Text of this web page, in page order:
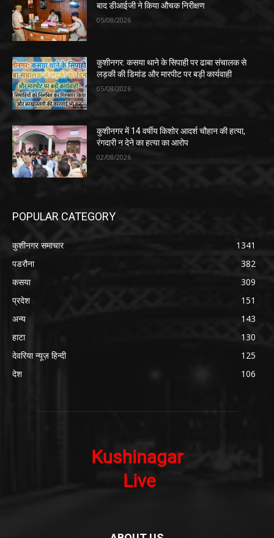
बाद डीआईजी ने किया औचक निरीक्षण
05/08/2026
कुशीनगर: कसया थाने के सिपाही पर ढाबा संचालक से
लड़की की डिमांड और मारपीट पर बड़ी कार्यवाही
05/08/2026
कुशीनगर में 14 वर्षीय किशोर आदर्श चौहान की हत्या,
रंगदारी न देने का हत्या का आरोप
02/08/2026
POPULAR CATEGORY
कुशीनगर समाचार
1341
पडरौना
382
कसया
309
प्रदेश
151
अन्य
143
हाटा
130
देवरिया न्यूज़ हिन्दी
125
देश
106